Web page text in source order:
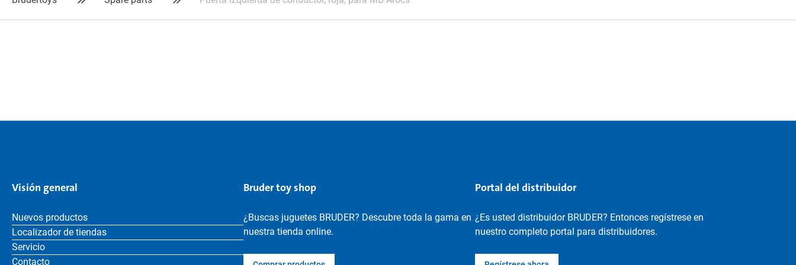
Visión general
Nuevos productos
Localizador de tiendas
Servicio
Contacto
Bruder toy shop
¿Buscas juguetes BRUDER? Descubre toda la gama en
nuestra tienda online.
Portal del distribuidor
¿Es usted distribuidor BRUDER? Entonces regístrese en
nuestro completo portal para distribuidores.